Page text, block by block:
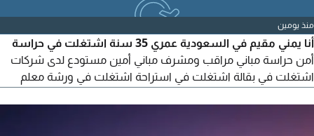
منذ يومين
أنا يمني مقيم في السعودية عمري 35 سنة اشتغلت في حراسة
أمن حراسة مباني مراقب ومشرف مباني أمين مستودع لدى شركات
اشتغلت في بقالة اشتغلت في استراحة اشتغلت في ورشة معلم